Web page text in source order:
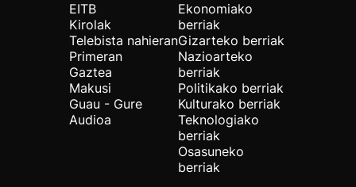
EITB
Kirolak
Telebista nahieran
Primeran
Gaztea
Makusi
Guau - Gure
Audioa
Ekonomiako
berriak
Gizarteko berriak
Nazioarteko
berriak
Politikako berriak
Kulturako berriak
Teknologiako
berriak
Osasuneko
berriak